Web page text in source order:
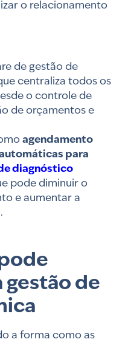
o relacionamento
de gestão de
centraliza todos os
o controle de
de orçamentos e
agendamento
para
diagnóstico
pode diminuir o
e aumentar a
gestão de
a forma como as